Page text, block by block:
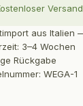
aus Italien
3–4 Wochen
Rückgabe
WEGA-1